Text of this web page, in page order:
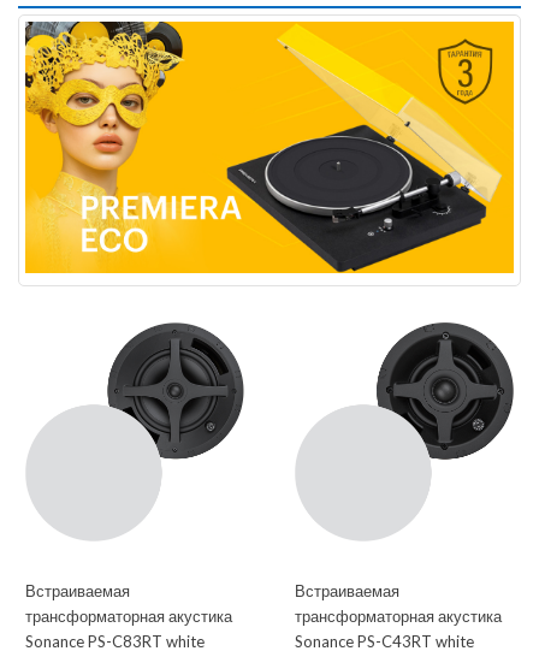
Встраиваемая
трансформаторная акустика
Sonance PS-C83RT white
Встраиваемая
трансформаторная акустика
Sonance PS-C43RT white